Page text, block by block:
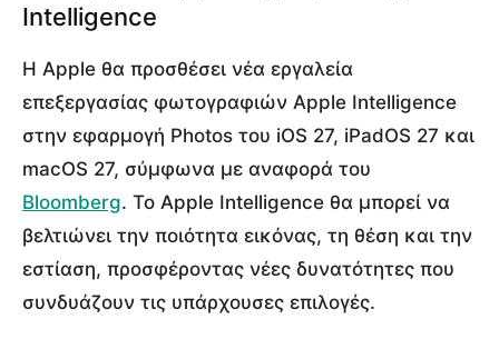
Intelligence
Η Apple θα προσθέσει νέα εργαλεία
επεξεργασίας φωτογραφιών Apple Intelligence
στην εφαρμογή Photos του iOS 27, iPadOS 27 και
macOS 27, σύμφωνα με αναφορά του
Bloomberg. Το Apple Intelligence θα μπορεί να
βελτιώνει την ποιότητα εικόνας, τη θέση και την
εστίαση, προσφέροντας νέες δυνατότητες που
συνδυάζουν τις υπάρχουσες επιλογές.